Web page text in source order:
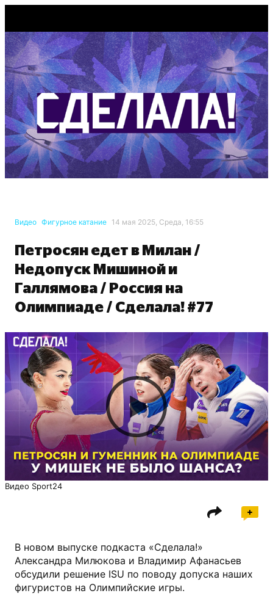
Видео Фигурное катание 14 мая 2025, Среда, 16:55
Петросян едет в Милан /
Недопуск Мишиной и
Галлямова / Россия на
Олимпиаде / Сделала! #77
Видео Sport24
В новом выпуске подкаста «Сделала!»
Александра Милюкова и Владимир Афанасьев
обсудили решение ISU по поводу допуска наших
фигуристов на Олимпийские игры.